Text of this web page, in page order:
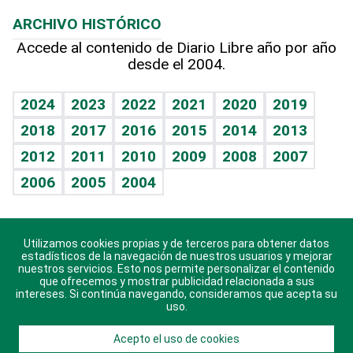
Hablando con el pediatra
Vida y familia
Eñe
Celebrando la vida
Sin complejos
En pocas palabras
Escuchando al corazón
Economía Personal
TBT Deportivo
Más firmas
Hecho en casa
Guía del dinero
Cumpleaños
Horóscopos
Crucigramas
ARCHIVO HISTÓRICO
Accede al contenido de Diario Libre año por año
desde el 2004.
2024 2023 2022 2021 2020
2019
2018
2017 2016 2015 2014
2013
2012
2011 2010 2009 2008
2007
2006
2005 2004
Descarga nuestras aplicaciones para Android, iOS y
sistema Huawei.
Utilizamos cookies propias y de terceros para obtener datos
estadísticos de la navegación de nuestros usuarios y mejorar
nuestros servicios. Esto nos permite personalizar el contenido
que ofrecemos y mostrar publicidad relacionada a sus
intereses. Si continúa navegando, consideramos que acepta su
uso.
Acepto el uso de cookies